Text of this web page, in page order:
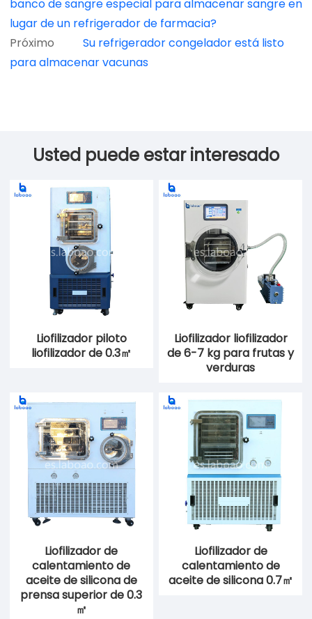
banco de sangre especial para almacenar sangre en
lugar de un refrigerador de farmacia?
Próximo
Su refrigerador congelador está listo
para almacenar vacunas
Usted puede estar interesado
Liofilizador piloto
liofilizador de 0.3㎡
Liofilizador liofilizador
de 6-7 kg para frutas y
verduras
Liofilizador de
calentamiento de
aceite de silicona de
prensa superior de 0.3
㎡
Liofilizador de
calentamiento de
aceite de silicona 0.7㎡